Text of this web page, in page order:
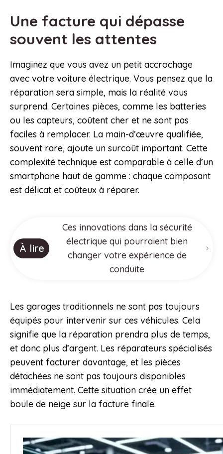
Une facture qui dépasse
souvent les attentes
Imaginez que vous avez un petit accrochage
avec votre voiture électrique. Vous pensez que la
réparation sera simple, mais la réalité vous
surprend. Certaines pièces, comme les batteries
ou les capteurs, coûtent cher et ne sont pas
faciles à remplacer. La main-d’œuvre qualifiée,
souvent rare, ajoute un surcoût important. Cette
complexité technique est comparable à celle d’un
smartphone haut de gamme : chaque composant
est délicat et coûteux à réparer.
À lire
Ces innovations dans la sécurité
électrique qui pourraient bien
changer votre expérience de
conduite
Les garages traditionnels ne sont pas toujours
équipés pour intervenir sur ces véhicules. Cela
signifie que la réparation prendra plus de temps,
et donc plus d’argent. Les réparateurs spécialisés
peuvent facturer davantage, et les pièces
détachées ne sont pas toujours disponibles
immédiatement. Cette situation crée un effet
boule de neige sur la facture finale.